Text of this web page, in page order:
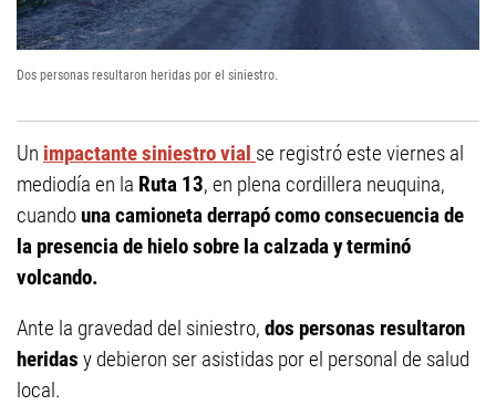
Dos personas resultaron heridas por el siniestro.
Un impactante siniestro vial se registró este viernes al
mediodía en la Ruta 13, en plena cordillera neuquina,
cuandouna camioneta derrapó como consecuencia de
la presencia de hielo sobre la calzada y terminó
volcando.
Ante la gravedad del siniestro, dos personas resultaron
heridas y debieron ser asistidas por el personal de salud
local.